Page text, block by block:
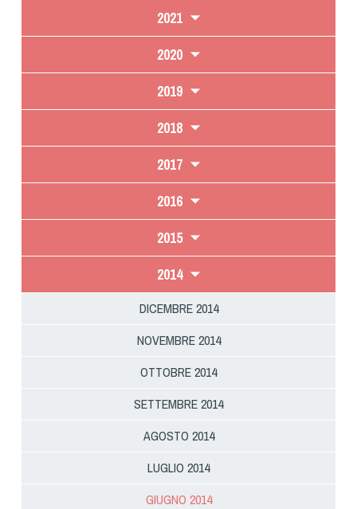
2021
2020
2019
2018
2017
2016
2015
2014
DICEMBRE 2014
NOVEMBRE 2014
OTTOBRE 2014
SETTEMBRE 2014
AGOSTO 2014
LUGLIO 2014
GIUGNO 2014